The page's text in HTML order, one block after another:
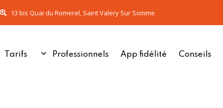
13 bis Quai du Romerel, Saint Valery Sur Somme
Tarifs Professionnels App fidélité Conseils